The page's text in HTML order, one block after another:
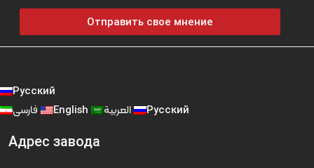
Русский
English Русский
Адрес завода